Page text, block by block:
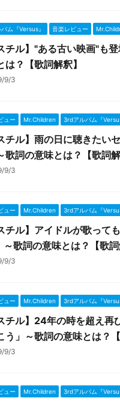
ム『Versus』 音楽レビュー
チル】"ある古い映画"も
は？【歌詞解釈】
9/3
ュー Mr.Children 3rdアルバム『Versus
チル】雨の日に聴きたい
歌詞の意味とは？【歌詞解
9/3
ュー Mr.Children 3rdアルバム『Versus
チル】アイドルが歌っ
歌詞の意味とは？【歌詞
9/3
ュー Mr.Children 3rdアルバム『Versus
チル】24年の時を超え
う」～歌詞の意味とは？【
9/3
ュー Mr.Children 3rdアルバム『Versus